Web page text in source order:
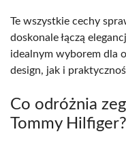
Te wszystkie cechy
doskonale łączą
idealnym wyborem dla
design, jak i
Co odróżnia
Tommy Hilfiger?